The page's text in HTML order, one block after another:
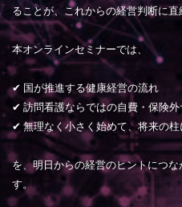
ることが、これからの経営判断に
本オンラインセミナーでは、
✔ 国が推進する健康経営の流れ
✔ 訪問看護ならではの自費・保険
✔ 無理なく小さく始めて、将来の
を、明日からの経営のヒントにつ
す。